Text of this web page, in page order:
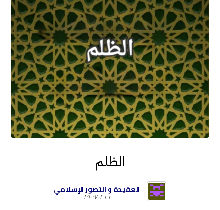
الظلم
العقيدة و التصور الإسلامي
٢٠٢٦-٠٧-٢٩